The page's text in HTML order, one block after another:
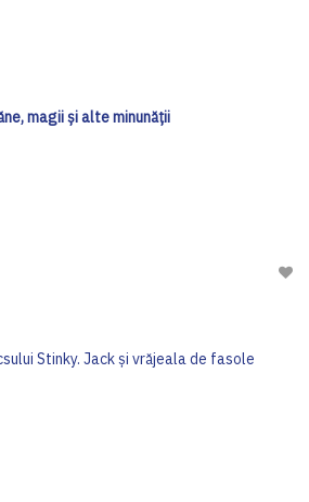
magii și alte minunății